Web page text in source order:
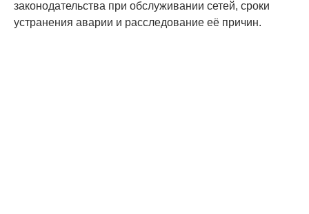
законодательства при обслуживании сетей, сроки
устранения аварии и расследование её причин.